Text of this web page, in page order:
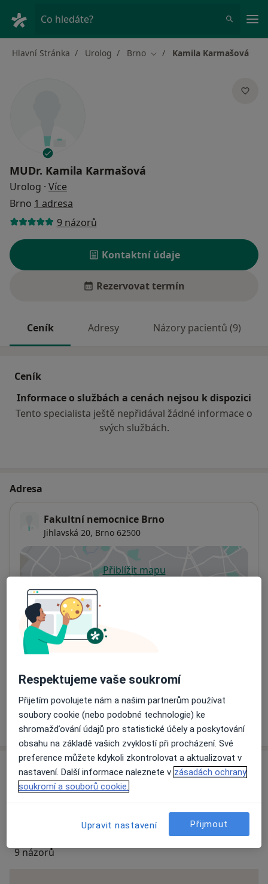
Co hledáte?
Hlavní Stránka Urolog Brno Změna města
Kamila Karmašová
MUDr. Kamila Karmašová
Urolog · Více
Brno 1 adresa
9 názorů
Kontaktní údaje
Rezervovat termín
Ceník Adresy Názory pacientů (9)
Ceník
Informace o službách a cenách nejsou k dispozici
Tento specialista ještě nepřidával žádné informace o
svých službách.
Adresa
Fakultní nemocnice Brno
Jihlavská 20, Brno 62500
Přiblížit mapuse otevře v nové záložce
Dostupnost
Na této adrese online kalendář není aktivní
Co mám v takové situaci udělat?
Způsoby platby (soukromé návštěvy)
Na teto adrese lékař přijímá pacienty na pojišťovnu
Detaily
Víceo adrese
Názory
9 názorů
Respektujeme vaše soukromí
Přijetím povolujete nám a našim partnerům používat
soubory cookie (nebo podobné technologie) ke
shromažďování údajů pro statistické účely a poskytování
obsahu na základě vašich zvyklostí při procházení. Své
preference můžete kdykoli zkontrolovat a aktualizovat v
nastavení. Další informace naleznete v zásadách ochrany
soukromí a souborů cookie.
Upravit nastavení Přijmout